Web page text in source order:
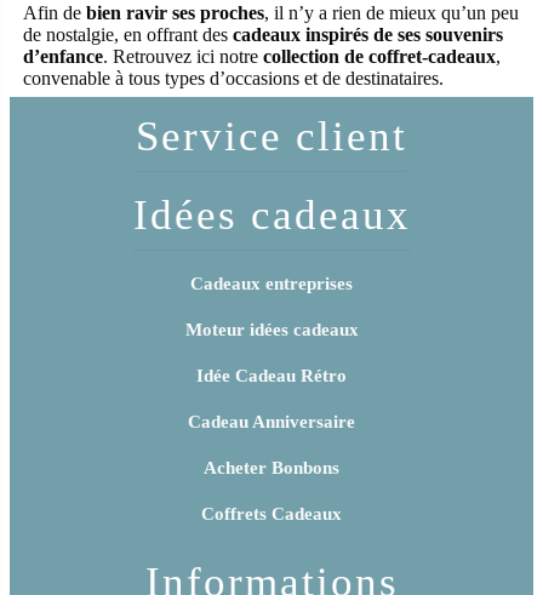
Afin debien ravir ses proches, il n’y a rien de mieux qu’un peu
de nostalgie, en offrant descadeaux inspirés de ses souvenirs
d’enfance. Retrouvez ici notrecollection de coffret-cadeaux,
convenable à tous types d’occasions et de destinataires.
Service client
Idées cadeaux
Cadeaux entreprises
Moteur idées cadeaux
Idée Cadeau Rétro
Cadeau Anniversaire
Acheter Bonbons
Coffrets Cadeaux
Informations